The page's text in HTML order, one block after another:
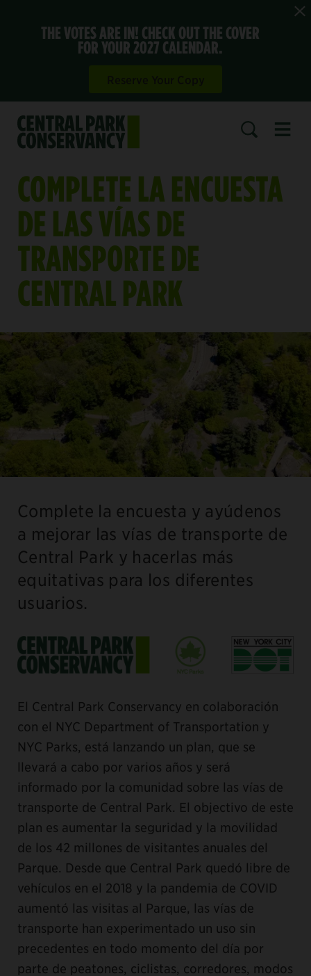
THE VOTES ARE IN! CHECK OUT THE COVER
FOR YOUR 2027 CALENDAR.
COMPLETE LA ENCUESTA
DE LAS VÍAS DE
TRANSPORTE DE
CENTRAL PARK
Complete la encuesta y ayúdenos
a mejorar las vías de transporte de
Central Park y hacerlas más
equitativas para los diferentes
usuarios.
El Central Park Conservancy en colaboración
con el NYC Department of Transportation y
NYC Parks, está lanzando un plan, que se
llevará a cabo por varios años y será
informado por la comunidad sobre las vías de
transporte de Central Park. El objectivo de este
plan es aumentar la seguridad y la movilidad
de los 42 millones de visitantes anuales del
Parque. Desde que Central Park quedó libre de
vehículos en el 2018 y la pandemia de COVID
aumentó las visitas al Parque, las vías de
transporte han experimentado un uso sin
precedentes en todo momento del día por
parte de peatones, ciclistas, corredores, modos